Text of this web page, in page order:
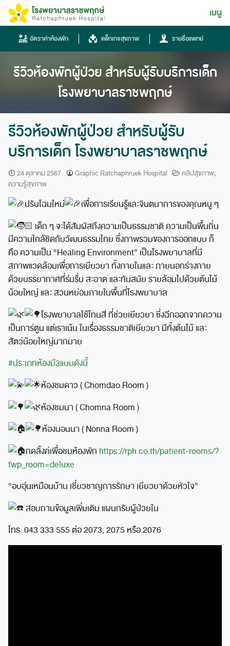
Skip
content
เมนู
โทรศัพท์
0836667788
ฮอทไลน์
043-333555
ไทย
ไทย
English
Chinese
อัตราค่าห้องพัก แพ็กเกจสุขภาพ รายชื่อแพทย์
รีวิวห้องพักผู้ป่วย สำหรับผู้รับบริการเด็ก
โรงพยาบาลราชพฤกษ์
รีวิวห้องพักผู้ป่วย สำหรับผู้รับ
บริการเด็ก โรงพยาบาลราชพฤกษ์
24 ตุลาคม 2567 Graphic Ratchaphruek Hospital คลิปสุขภาพ,
ความรู้สุขภาพ
ปรับโฉมใหม่
เพื่อการเรียนรู้และจินตนาการของคุณหนู ๆ
เด็ก ๆ จะได้สัมผัสถึงความเป็นธรรมชาติ ความเป็นพื้นถิ่น
มีความใกล้ชิดกับวัฒนธรรมไทย ซึ่งภาพรวมของการออกแบบ ก็
คือ ความเป็น “Healing Environment” เป็นโรงพยาบาลที่มี
สภาพแวดล้อมเพื่อการเยียวยา ทั้งภายในและ ภายนอกร่างกาย
ด้วยบรรยากาศที่ร่มรื่น สะอาด และทันสมัย รายล้อมไปด้วยต้นไม้
น้อยใหญ่ และ สวนหย่อมภายในพื้นที่โรงพยาบาล
โรงพยาบาลใช้โทนสี ที่ช่วยเยียวยา ซึ่งฉีกออกจากความ
เป็นการ์ตูน แต่เราเน้น ในเรื่องธรรมชาติเยียวยา มีทั้งต้นไม้ และ
สัตว์น้อยใหญ่มากมาย
#ประเภทห้องมี3แบบดังนี้
ห้องชมดาว ( Chomdao Room )
ห้องชมนา ( Chomna Room )
ห้องนอนนา ( Nonna Room )
กดลิ้งค์เพื่อชมห้องพัก https://rph.co.th/patient-rooms/?
fwp_room=deluxe
“อบอุ่นเหมือนบ้าน เชี่ยวชาญการรักษา เยียวยาด้วยหัวใจ”
สอบถามข้อมูลเพิ่มเติม แผนกรับผู้ป่วยใน
โทร. 043 333 555 ต่อ 2073, 2075 หรือ 2076